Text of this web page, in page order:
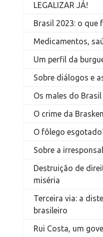
LEGALIZAR JÁ!
Brasil 2023: o que
Medicamentos,
Um perfil da
Sobre diálogos e
Os males do
O crime da
O fôlego
Sobre a
Destruição de
miséria
Terceira via: a
brasileiro
Rui Costa, um